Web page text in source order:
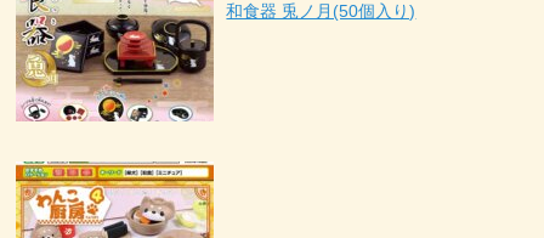
和食器 兎ノ月(50個入り)